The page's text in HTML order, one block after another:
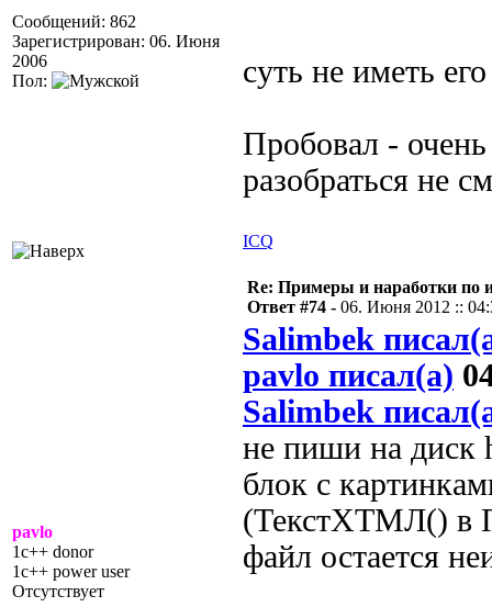
Сообщений: 862
Зарегистрирован: 06. Июня
2006
Пол:
суть не иметь
Пробовал -
разобраться не
ICQ
pavlo
1c++ donor
1c++ power user
Отсутствует
Re: Примеры и наработки по
Ответ #74 - 06. Июня 2012 ::
Salimbek
pavlo писал(а)
Salimbek
не пиши на диск
блок с
(ТекстХТМЛ() в
файл остается